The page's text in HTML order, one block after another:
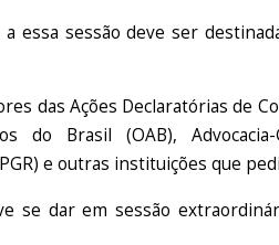
essa sessão deve ser
das Ações Declaratórias de
do Brasil (OAB),
e outras instituições que
se dar em sessão